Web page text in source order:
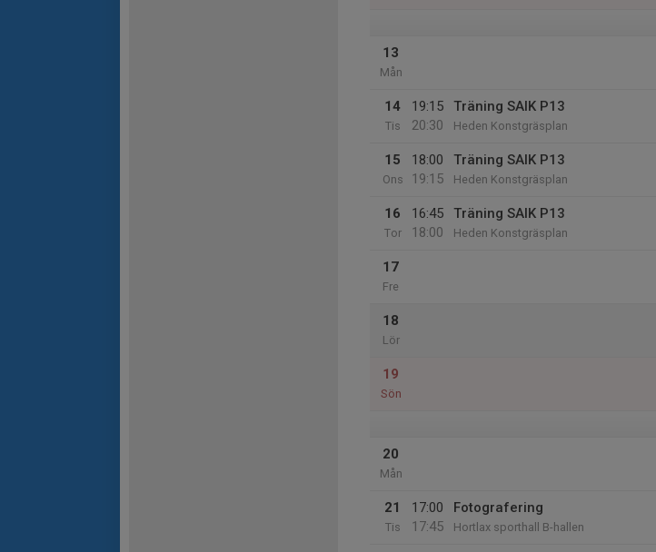
13
Mån
14
Tis
19:15
20:30
Träning SAIK P13
Heden Konstgräsplan
15
Ons
18:00
19:15
Träning SAIK P13
Heden Konstgräsplan
16
Tor
16:45
18:00
Träning SAIK P13
Heden Konstgräsplan
17
Fre
18
Lör
19
Sön
20
Mån
21
Tis
17:00
17:45
Fotografering
Hortlax sporthall B-hallen